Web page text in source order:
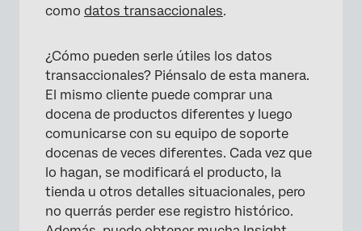
como datos transaccionales.
¿Cómo pueden serle útiles los datos
transaccionales? Piénsalo de esta manera.
El mismo cliente puede comprar una
docena de productos diferentes y luego
comunicarse con su equipo de soporte
docenas de veces diferentes. Cada vez que
lo hagan, se modificará el producto, la
tienda u otros detalles situacionales, pero
no querrás perder ese registro histórico.